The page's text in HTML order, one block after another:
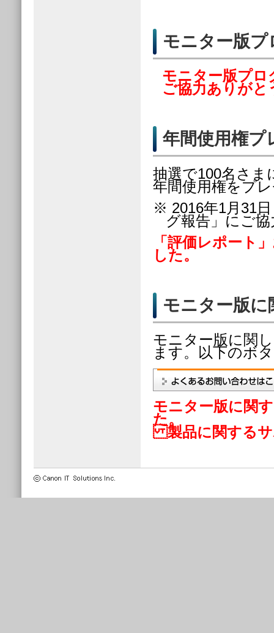
モニター版
モニター版プロ
ご協力ありが
年間使用権プ
抽選で100名さま
年間使用権をプ
※ 2016年1月31
グ報告」にご
「評価レポート
した。
モニター版
モニター版に関
ます。以下のボ
モニター版に関
た。
製品に関するサ